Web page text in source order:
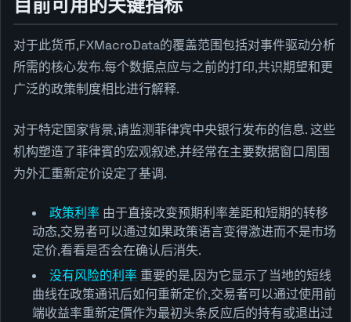
目前可用的关键指标
对于此货币,FXMacroData的覆盖范围包括对事件驱动分析
所需的核心发布.每个数据点应与之前的打印,共识期望和更
广泛的政策制度相比进行解释.
对于特定国家背景,请监测菲律宾中央银行发布的信息. 这些
机构塑造了菲律賓的宏观叙述,并经常在主要数据窗口周围
为外汇重新定价设定了基调.
政策利率 由于直接改变预期利率差距和短期的转移
动态,交易者可以通过如果政策语言变得激进而不是市场
定价,看看是否会在确认后消失.
没有风险的利率 重要的是,因为它显示了当地的短线
曲线在政策通讯后如何重新定价,交易者可以通过使用前
端收益率重新定價作为最初头条反应后的持有或退出过